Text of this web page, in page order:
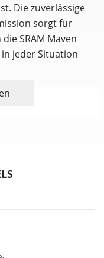
Die zuverlässige
sorgt für
SRAM Maven
jeder Situation
Performance
kleine Stöße?